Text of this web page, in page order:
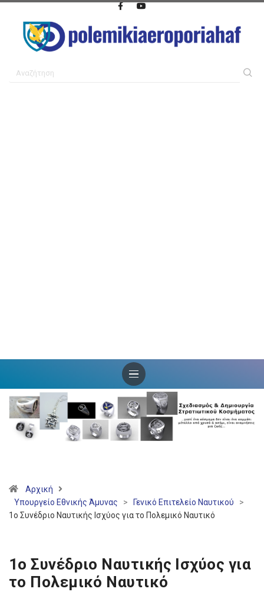
Αρχική
Υπουργείο Εθνικής Άμυνας
> Γενικό Επιτελείο Ναυτικού
>
1ο Συνέδριο Ναυτικής Ισχύος για το Πολεμικό Ναυτικό
1ο Συνέδριο Ναυτικής Ισχύος για
το Πολεμικό Ναυτικό